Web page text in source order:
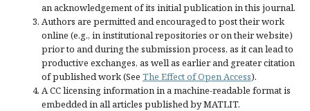
an acknowledgement of its initial publication in this journal.
Authors are permitted and encouraged to post their work
online (e.g., in institutional repositories or on their website)
prior to and during the submission process, as it can lead to
productive exchanges, as well as earlier and greater citation
of published work (See The Effect of Open Access).
A CC licensing information in a machine-readable format is
embedded in all articles published by MATLIT.